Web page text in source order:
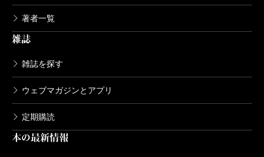
著者一覧
雑誌
雑誌を探す
ウェブマガジンとアプリ
定期購読
本の最新情報